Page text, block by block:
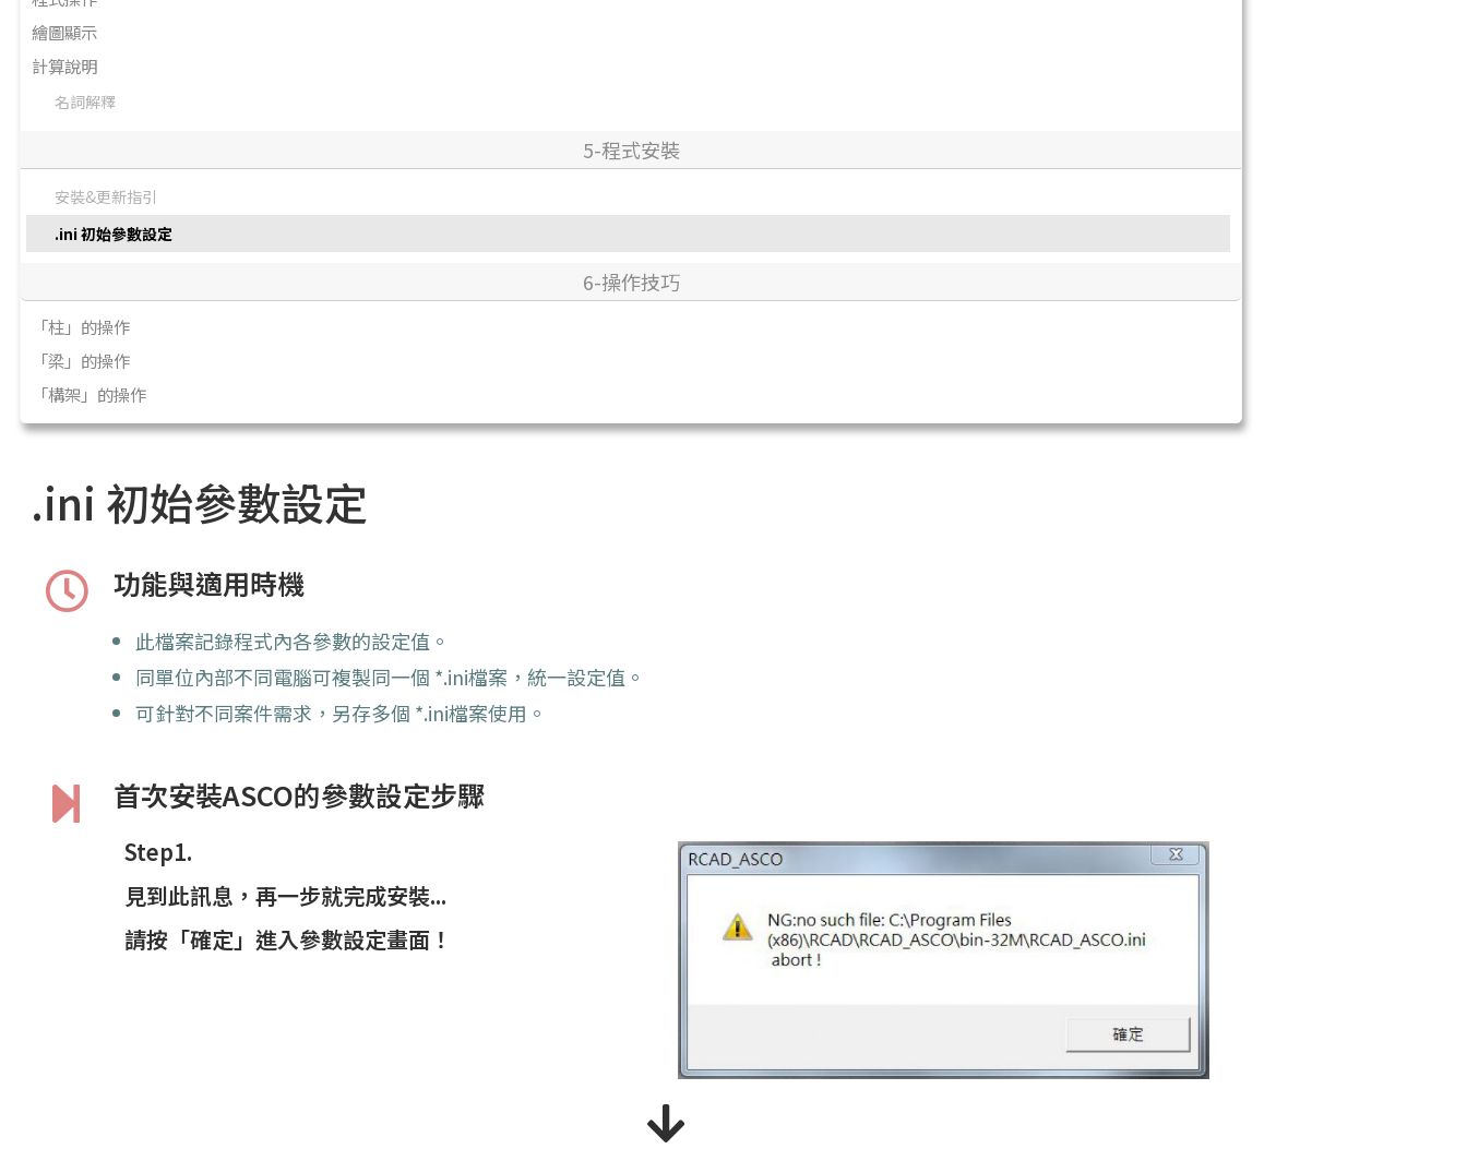
繪圖顯示
計算說明
名詞解釋
5-程式安裝
安裝&更新指引
.ini 初始參數設定
6-操作技巧
「柱」的操作
「梁」的操作
「構架」的操作
.ini 初始參數設定
功能與適用時機
此檔案記錄程式內各參數的設定值。
同單位內部不同電腦可複製同一個 *.ini檔案，統一設定值。
可針對不同案件需求，另存多個 *.ini檔案使用。
首次安裝ASCO的參數設定步驟
Step1.
見到此訊息，再一步就完成安裝...
請按「確定」進入參數設定畫面！